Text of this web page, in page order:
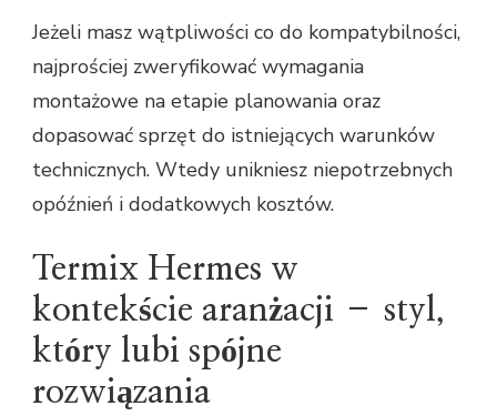
Jeżeli masz wątpliwości co do kompatybilności,
najprościej zweryfikować wymagania
montażowe na etapie planowania oraz
dopasować sprzęt do istniejących warunków
technicznych. Wtedy unikniesz niepotrzebnych
opóźnień i dodatkowych kosztów.
Termix Hermes w
kontekście aranżacji – styl,
który lubi spójne
rozwiązania